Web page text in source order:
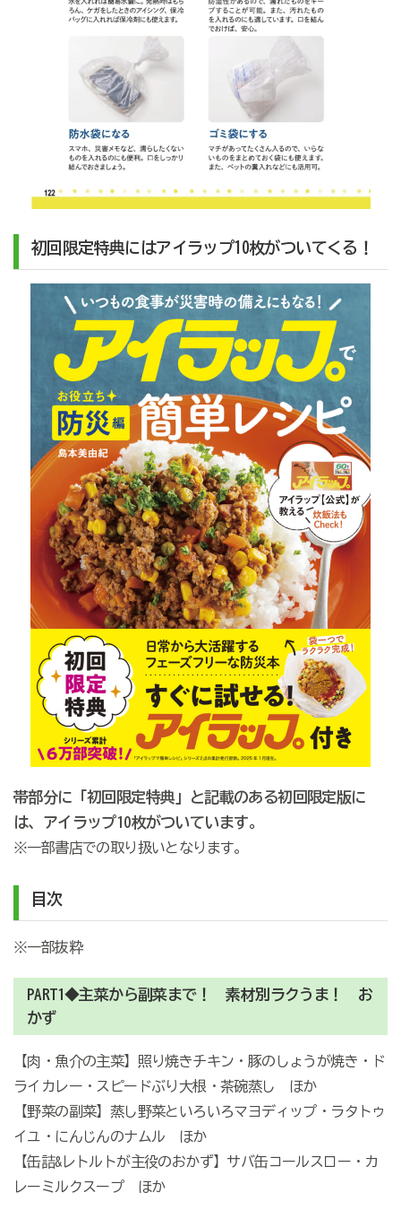
初回限定特典にはアイラップ10枚がついてくる！
帯部分に「初回限定特典」と記載のある初回限定版に
は、アイラップ10枚がついています。
※一部書店での取り扱いとなります。
目次
※一部抜粋
PART1◆主菜から副菜まで！ 素材別ラクうま！ お
かず
【肉・魚介の主菜】照り焼きチキン・豚のしょうが焼き・ド
ライカレー・スピードぶり大根・茶碗蒸し ほか
【野菜の副菜】蒸し野菜といろいろマヨディップ・ラタトゥ
イユ・にんじんのナムル ほか
【缶詰&レトルトが主役のおかず】サバ缶コールスロー・カ
レーミルクスープ ほか